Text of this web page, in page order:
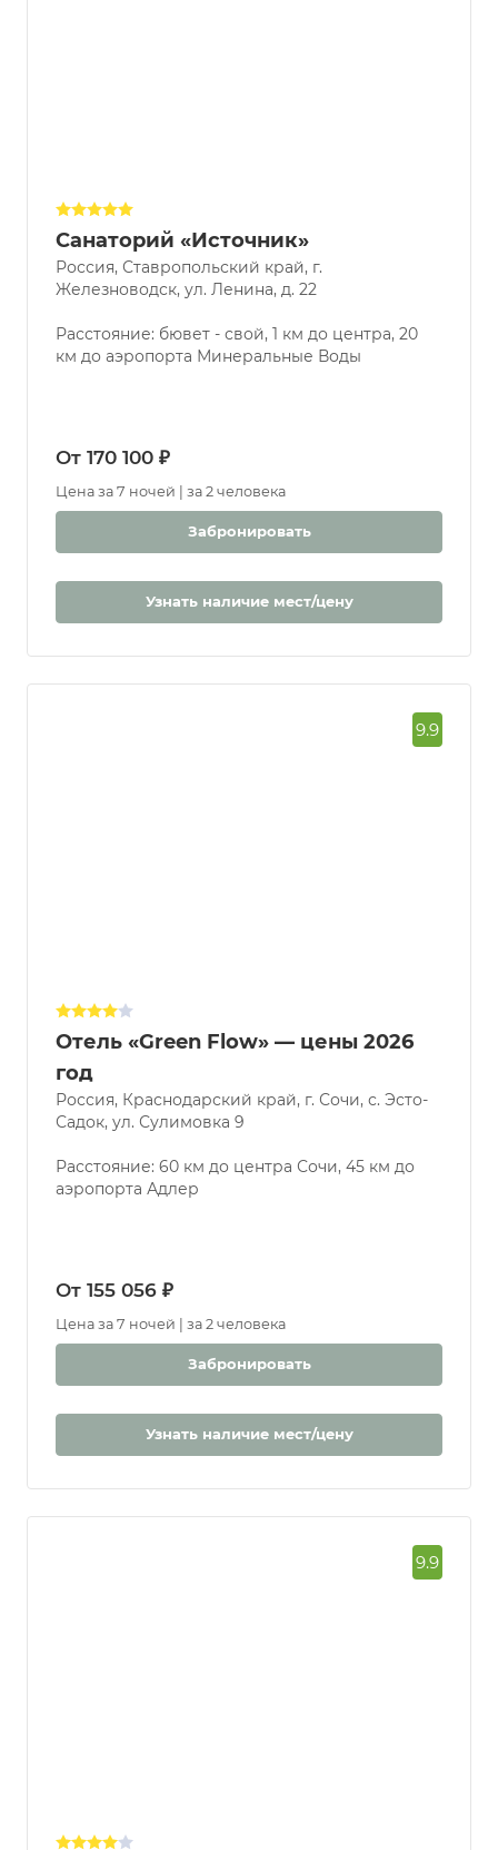
Санаторий «Источник»
Россия, Ставропольский край, г.
Железноводск, ул. Ленина, д. 22
Расстояние: бювет - свой, 1 км до центра, 20
км до аэропорта Минеральные Воды
От 170 100 ₽
Цена за 7 ночей | за 2 человека
Забронировать
Узнать наличие мест/цену
9.9
Отель «Green Flow» — цены 2026
год
Россия, Краснодарский край, г. Сочи, с. Эсто-
Садок, ул. Сулимовка 9
Расстояние: 60 км до центра Сочи, 45 км до
аэропорта Адлер
От 155 056 ₽
Цена за 7 ночей | за 2 человека
Забронировать
Узнать наличие мест/цену
9.9